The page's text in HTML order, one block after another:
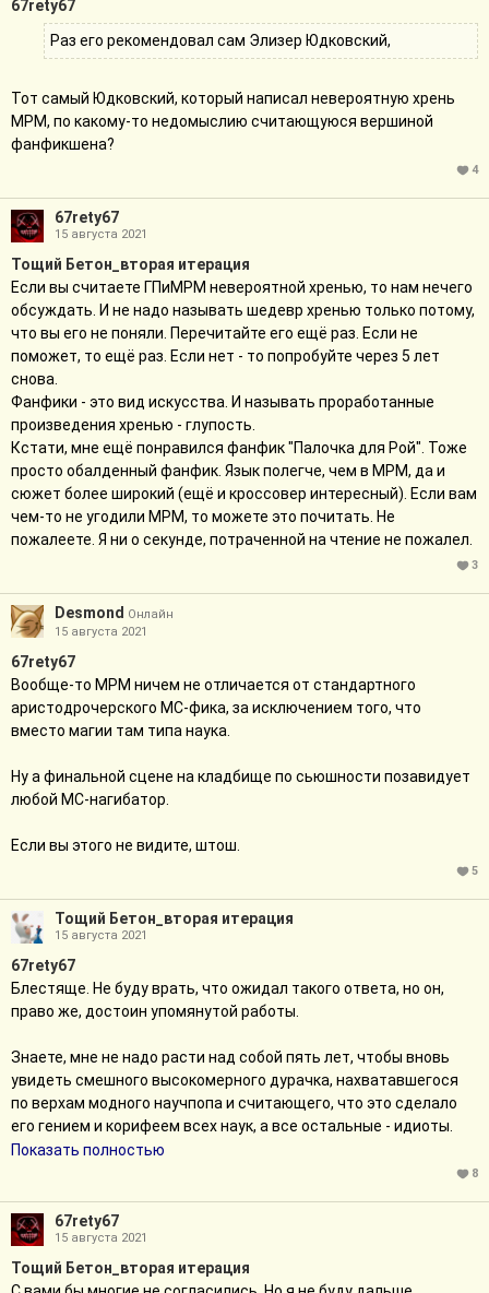
67rety67
Раз его рекомендовал сам Элизер Юдковский,
Тот самый Юдковский, который написал невероятную хрень
МРМ, по какому-то недомыслию считающуюся вершиной
фанфикшена?
4
67rety67
15 августа 2021
Тощий Бетон_вторая итерация
Если вы считаете ГПиМРМ невероятной хренью, то нам нечего
обсуждать. И не надо называть шедевр хренью только потому,
что вы его не поняли. Перечитайте его ещё раз. Если не
поможет, то ещё раз. Если нет - то попробуйте через 5 лет
снова.
Фанфики - это вид искусства. И называть проработанные
произведения хренью - глупость.
Кстати, мне ещё понравился фанфик "Палочка для Рой". Тоже
просто обалденный фанфик. Язык полегче, чем в МРМ, да и
сюжет более широкий (ещё и кроссовер интересный). Если вам
чем-то не угодили МРМ, то можете это почитать. Не
пожалеете. Я ни о секунде, потраченной на чтение не пожалел.
3
Desmоnd Онлайн
15 августа 2021
67rety67
Вообще-то МРМ ничем не отличается от стандартного
аристодрочерского МС-фика, за исключением того, что
вместо магии там типа наука.
Ну а финальной сцене на кладбище по сьюшности позавидует
любой МС-нагибатор.
Если вы этого не видите, штош.
5
Тощий Бетон_вторая итерация
15 августа 2021
67rety67
Блестяще. Не буду врать, что ожидал такого ответа, но он,
право же, достоин упомянутой работы.
Знаете, мне не надо расти над собой пять лет, чтобы вновь
увидеть смешного высокомерного дурачка, нахватавшегося
по верхам модного научпопа и считающего, что это сделало
его гением и корифеем всех наук, а все остальные - идиоты.
Не нужно пяти лет, чтобы понять, как автор подсуживает
излагает свои "знания".
Я с первого захода понял, как этот напыщенный пездъюк
отвернулся от того, кто был с ним максимально откровенен и
предлагал любую поддержку ради того, кто ежеминутно лгал и
Показать полностью
8
67rety67
15 августа 2021
Тощий Бетон_вторая итерация